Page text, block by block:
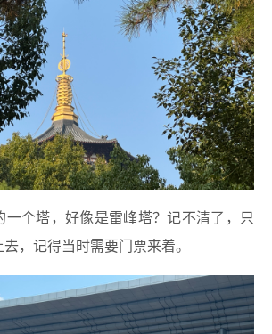
一个塔，好像是雷峰塔？记不清了，只
，记得当时需要门票来着。